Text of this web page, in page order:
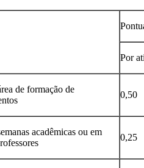
Por
de formação de
0,50
acadêmicas ou em
0,25